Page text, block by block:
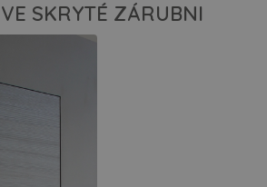
SKRYTÉ ZÁRUBNI